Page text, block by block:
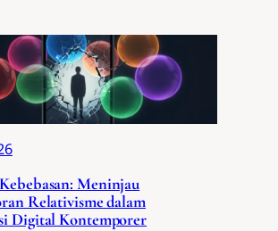
Meninjau
Relativisme dalam
Digital Kontemporer